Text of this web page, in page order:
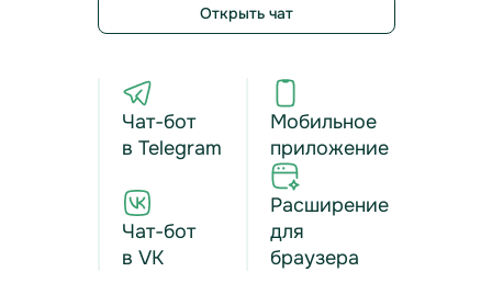
Открыть чат
Чат-бот
в Telegram
Чат-бот
в VK
Мобильное
приложение
Расширение
для
браузера